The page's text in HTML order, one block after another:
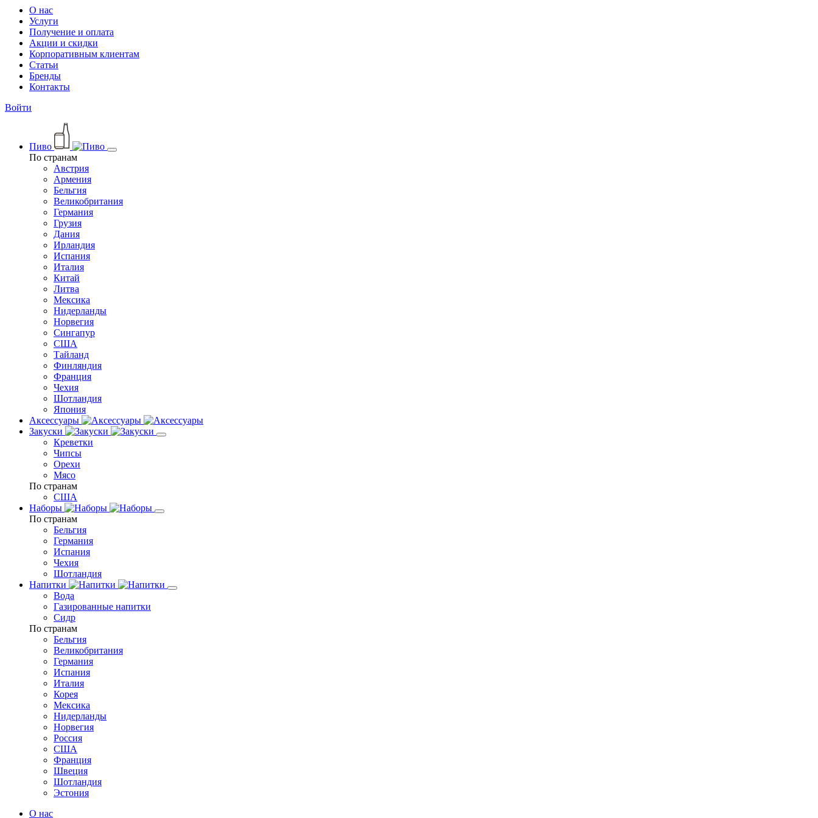
О нас
Услуги
Получение и оплата
Акции и скидки
Корпоративным клиентам
Статьи
Бренды
Контакты
Войти
Пиво
По странам
Австрия
Армения
Бельгия
Великобритания
Германия
Грузия
Дания
Ирландия
Испания
Италия
Китай
Литва
Мексика
Нидерланды
Норвегия
Сингапур
США
Тайланд
Финляндия
Франция
Чехия
Шотландия
Япония
Аксессуары
Закуски
Креветки
Чипсы
Орехи
Мясо
По странам
США
Наборы
По странам
Бельгия
Германия
Испания
Чехия
Шотландия
Напитки
Вода
Газированные напитки
Сидр
По странам
Бельгия
Великобритания
Германия
Испания
Италия
Корея
Мексика
Нидерланды
Норвегия
Россия
США
Франция
Швеция
Шотландия
Эстония
О нас